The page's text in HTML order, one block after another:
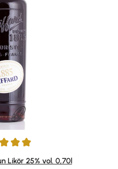
von 5 von 5 Sternen
Likör 25% vol. 0,70l